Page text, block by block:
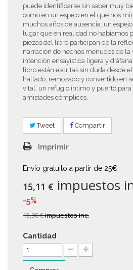
puede identificarse sin saber muy
como en un espejo en el que nos
muchos años de ausencia: un
lugar que en realidad no habíamos
piezas del libro participan de la
narración de hechos menudos de la
intención ensayística ligera y
libro están escritas sin duda desde
hallado, remozado y convertido en
vital, un refugio íntimo y puerto para
amistades cómplices.
Tweet Compartir
Imprimir
Envío gratuito a partir de 25€
15,11 € impuestos
-5%
15,90 €impuestos inc.
Cantidad